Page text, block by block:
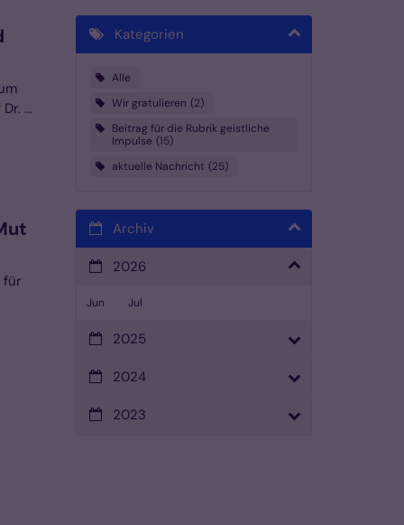
...
für
Kategorien
Alle
Wir gratulieren 2
Beitrag für die Rubrik geistliche
Impulse 15
aktuelle Nachricht 25
Archiv
2026
Jun Jul
2025
2024
2023